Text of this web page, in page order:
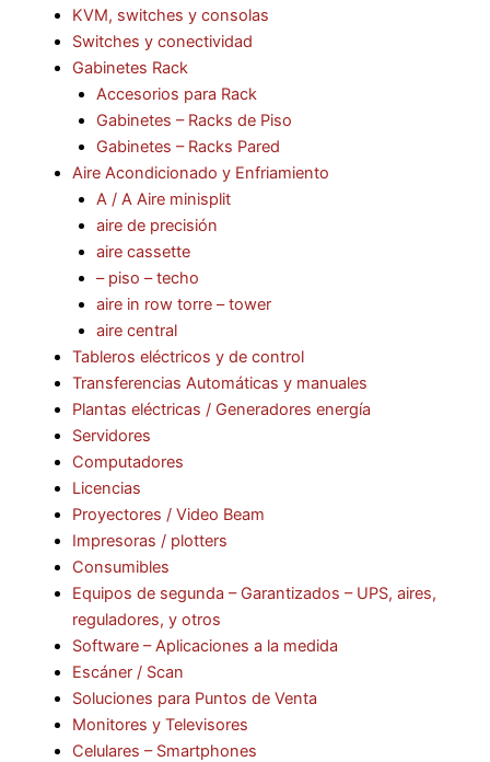
KVM, switches y consolas
Switches y conectividad
Gabinetes Rack
Accesorios para Rack
Gabinetes – Racks de Piso
Gabinetes – Racks Pared
Aire Acondicionado y Enfriamiento
A / A Aire minisplit
aire de precisión
aire cassette
– piso – techo
aire in row torre – tower
aire central
Tableros eléctricos y de control
Transferencias Automáticas y manuales
Plantas eléctricas / Generadores energía
Servidores
Computadores
Licencias
Proyectores / Video Beam
Impresoras / plotters
Consumibles
Equipos de segunda – Garantizados – UPS, aires,
reguladores, y otros
Software – Aplicaciones a la medida
Escáner / Scan
Soluciones para Puntos de Venta
Monitores y Televisores
Celulares – Smartphones